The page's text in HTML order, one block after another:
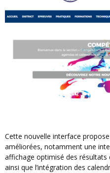
Cette nouvelle interface propose plusieurs fonctionnalités
améliorées, notamment une
affichage optimisé des
ainsi que l’intégration des